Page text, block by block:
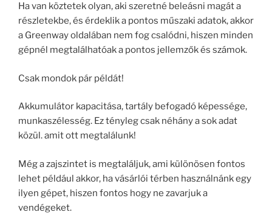
Ha van köztetek olyan, aki szeretné beleásni magát a
részletekbe, és érdeklik a pontos műszaki adatok, akkor
a Greenway oldalában nem fog csalódni, hiszen minden
gépnél megtalálhatóak a pontos jellemzők és számok.
Csak mondok pár példát!
Akkumulátor kapacitása, tartály befogadó képessége,
munkaszélesség. Ez tényleg csak néhány a sok adat
közül. amit ott megtalálunk!
Még a zajszintet is megtaláljuk, ami különösen fontos
lehet például akkor, ha vásárlói térben használnánk egy
ilyen gépet, hiszen fontos hogy ne zavarjuk a
vendégeket.